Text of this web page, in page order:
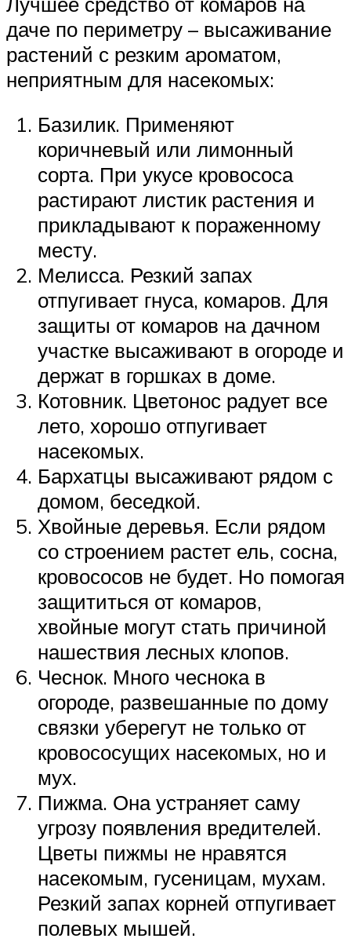
даче по периметру – высаживание
растений с резким ароматом,
неприятным для насекомых:
Базилик. Применяют
коричневый или лимонный
сорта. При укусе кровососа
растирают листик растения и
прикладывают к пораженному
месту.
Мелисса. Резкий запах
отпугивает гнуса, комаров. Для
защиты от комаров на дачном
участке высаживают в огороде и
держат в горшках в доме.
Котовник. Цветонос радует все
лето, хорошо отпугивает
насекомых.
Бархатцы высаживают рядом с
домом, беседкой.
Хвойные деревья. Если рядом
со строением растет ель, сосна,
кровососов не будет. Но помогая
защититься от комаров,
хвойные могут стать причиной
нашествия лесных клопов.
Чеснок. Много чеснока в
огороде, развешанные по дому
связки уберегут не только от
кровососущих насекомых, но и
мух.
Пижма. Она устраняет саму
угрозу появления вредителей.
Цветы пижмы не нравятся
насекомым, гусеницам, мухам.
Резкий запах корней отпугивает
полевых мышей.